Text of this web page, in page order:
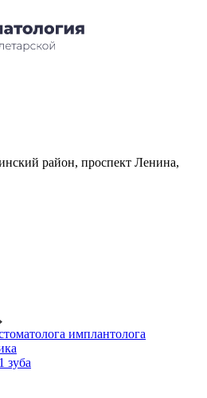
район, проспект Ленина,
имплантолога
зуба